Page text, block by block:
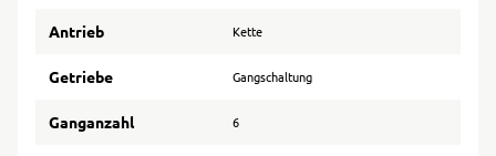
Antrieb Kette
Getriebe Gangschaltung
Ganganzahl 6